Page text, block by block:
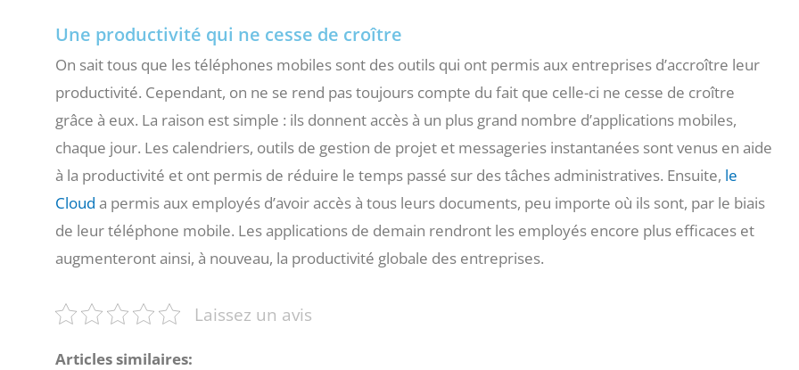
Une productivité qui ne cesse de croître
On sait tous que les téléphones mobiles sont des outils qui ont permis aux entreprises d’accroître leur
productivité. Cependant, on ne se rend pas toujours compte du fait que celle-ci ne cesse de croître
grâce à eux. La raison est simple : ils donnent accès à un plus grand nombre d’applications mobiles,
chaque jour. Les calendriers, outils de gestion de projet et messageries instantanées sont venus en aide
à la productivité et ont permis de réduire le temps passé sur des tâches administratives. Ensuite, le
Cloud a permis aux employés d’avoir accès à tous leurs documents, peu importe où ils sont, par le biais
de leur téléphone mobile. Les applications de demain rendront les employés encore plus efficaces et
augmenteront ainsi, à nouveau, la productivité globale des entreprises.
Laissez un avis
Articles similaires: